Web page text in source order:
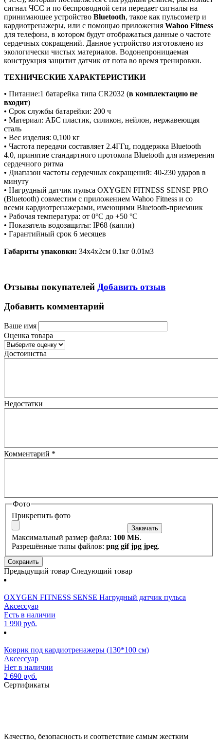
сигнал ЧСС и по беспроводной сети передает сигналы на
принимающее устройство Bluetooth, такое как пульсометр и
кардиотренажеры, или с помощью приложения Wahoo Fitness
для телефона, в котором будут отображаться данные о частоте
сердечных сокращений. Данное устройство изготовлено из
экологически чистых материалов. Водонепроницаемая
конструкция защитит датчик от пота во время тренировки.
ТЕХНИЧЕСКИЕ ХАРАКТЕРИСТИКИ
• Питание:1 батарейка типа CR2032 (в комплектацию не
входит)
• Срок службы батарейки: 200 ч
• Материал: АБС пластик, силикон, нейлон, нержавеющая
сталь
• Вес изделия: 0,100 кг
• Частота передачи составляет 2.4ГГц, поддержка Bluetooth
4.0, принятие стандартного протокола Bluetooth для измерения
сердечного ритма
• Диапазон частоты сердечных сокращений: 40-230 ударов в
минуту
• Нагрудный датчик пульса OXYGEN FITNESS SENSE PRO
(Bluetooth) совместим с приложением Wahoo Fitness и со
всеми кардиотренажерами, имеющими Bluetooth-приемник
• Рабочая температура: от 0°C до +50 °C
• Показатель водозащиты: IP68 (капли)
• Гарантийный срок 6 месяцев
Габариты упаковки: 34х4х2см 0.1кг 0.01м3
Отзывы покупателей Добавить отзыв
Добавить комментарий
Ваше имя
Оценка товара
Достоинства
Недостатки
Комментарий *
Фото
Прикрепить фото
Максимальный размер файла: 100 МБ.
Разрешённые типы файлов: png gif jpg jpeg.
Предыдущий товар Следующий товар
OXYGEN FITNESS SENSE Нагрудный датчик пульса
Аксессуар
Есть в наличии
1 990 руб.
Коврик под кардиотренажеры (130*100 см)
Аксессуар
Нет в наличии
2 690 руб.
Сертификаты
Качество, безопасность и соответствие самым жестким